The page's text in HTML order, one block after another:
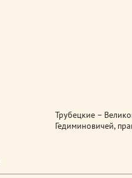
Трубецкие –
Гедиминовичей,